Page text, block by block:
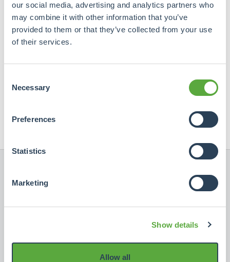
our social media, advertising and analytics partners who
may combine it with other information that you’ve
provided to them or that they’ve collected from your use
of their services.
Selection
Necessary
Preferences
Statistics
Marketing
Show details
Allow all
Heeft u vragen? Neem contact met ons op.
Wij beantwoorden uw vragen graag persoonlijk.
 info@crowdrealestate.com
Crowdrealestate